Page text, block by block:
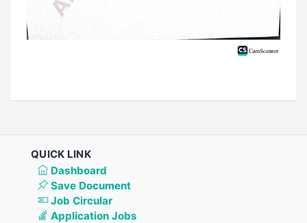
QUICK LINK
Dashboard
Save Document
Job Circular
Application Jobs